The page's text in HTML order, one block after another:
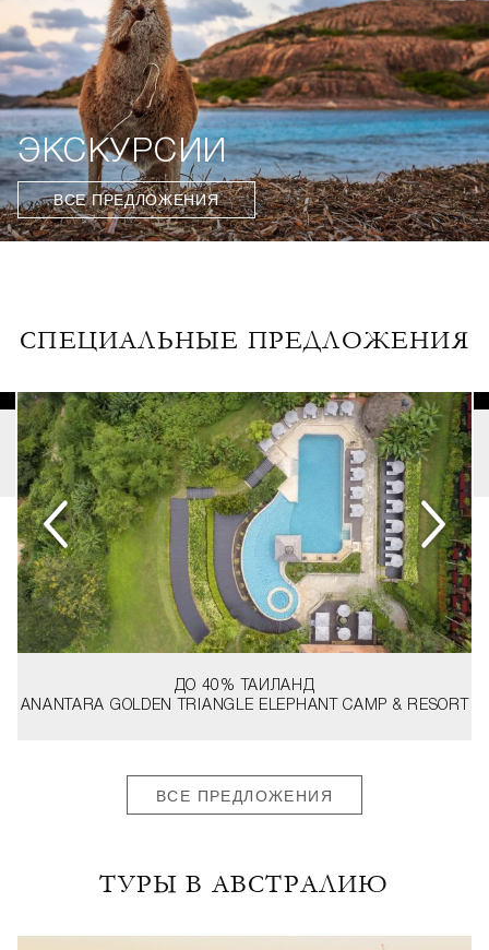
ЭКСКУРСИИ
ВСЕ ПРЕДЛОЖЕНИЯ
СПЕЦИАЛЬНЫЕ ПРЕДЛОЖЕНИЯ
ANANTARA GOLDEN TRIANGLE ELEPHANT CAMP & RESORT
ДО 40% ТАИЛАНД
ВСЕ ПРЕДЛОЖЕНИЯ
ТУРЫ В АВСТРАЛИЮ